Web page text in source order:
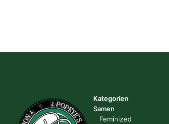
Kategorien
Samen
Feminized